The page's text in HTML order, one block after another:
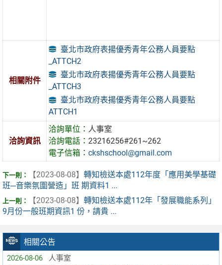
相關公告
2026-08-06 人事室
相關附件
臺北市政府表揚優秀青年公務人員要點
_ATTCH2
臺北市政府表揚優秀青年公務人員要點
_ATTCH3
臺北市政府表揚優秀青年公務人員要點
ATTCH1
洽詢資訊
洽詢單位： 人事室
洽詢電話：23216256#261~262
電子信箱：ckshschool@gmail.com
【2023-08-08】 轉知檢送本處112年度「應用美學基礎
班─音樂氛圍營造」班 期資料1 ...
【2023-08-08】 轉知檢送本處112年「發展職能系列」
9月份一般班期資訊1 份，請貴 ...